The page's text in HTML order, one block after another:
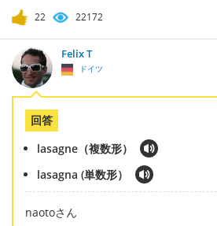
22 22172
Felix T
ドイツ
回答
lasagne（複数形）
lasagna (単数形）
naotoさん